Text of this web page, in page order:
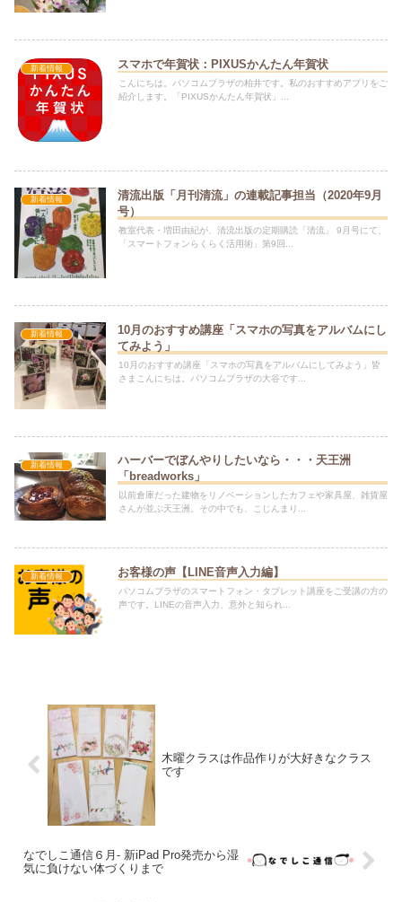
新着情報 スマホで年賀状：PIXUSかんたん年賀状
こんにちは。パソコムプラザの柏井です。私のおすすめアプリをご
紹介します。「PIXUSかんたん年賀状」...
新着情報
清流出版「月刊清流」の連載記事担当（2020年9月
号）
教室代表・増田由紀が、清流出版の定期購読「清流」 9月号にて、
「スマートフォンらくらく活用術」第9回...
新着情報
10月のおすすめ講座「スマホの写真をアルバムにし
てみよう」
10月のおすすめ講座「スマホの写真をアルバムにしてみよう」皆
さまこんにちは。パソコムプラザの大谷です...
新着情報
ハーバーでぼんやりしたいなら・・・天王洲
「breadworks」
以前倉庫だった建物をリノベーションしたカフェや家具屋、雑貨屋
さんが並ぶ天王洲。その中でも、こじんまり...
新着情報 お客様の声【LINE音声入力編】
パソコムプラザのスマートフォン・タブレット講座をご受講の方の
声です。LINEの音声入力、意外と知られ...
木曜クラスは作品作りが大好きなクラス
です
なでしこ通信６月- 新iPad Pro発売から湿
気に負けない体づくりまで